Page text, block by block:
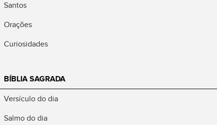
Santos
Orações
Curiosidades
BÍBLIA SAGRADA
Versículo do dia
Salmo do dia